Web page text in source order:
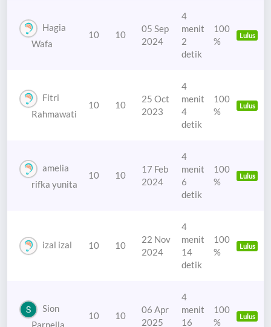
Hagia
Wafa
10 10
05 Sep
2024
4
menit
2
detik
100
%
Lulus
Fitri
Rahmawati
10 10
25 Oct
2023
4
menit
4
detik
100
%
Lulus
amelia
rifka yunita
10 10
17 Feb
2024
4
menit
6
detik
100
%
Lulus
izal izal 10 10
22 Nov
2024
4
menit
14
detik
100
%
Lulus
Sion
Parnella
10 10
06 Apr
2025
4
menit
16
100
%
Lulus